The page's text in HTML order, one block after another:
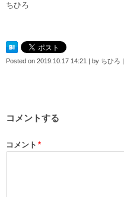
ちひろ
Posted on 2019.10.17 14:21 | by ちひろ |
コメントする
コメント *